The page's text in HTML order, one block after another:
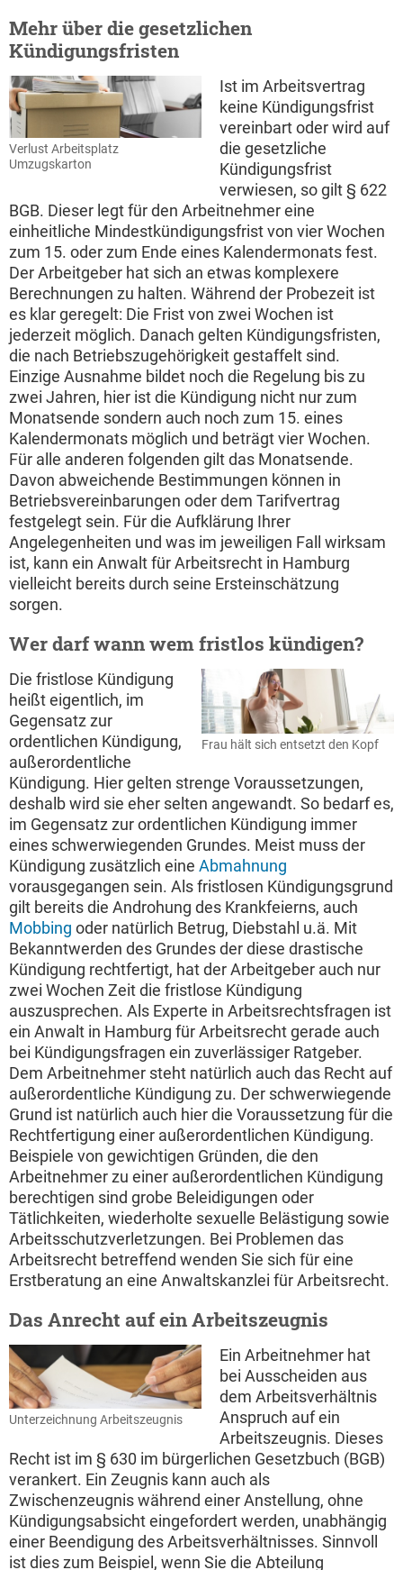
Mehr über die gesetzlichen
Kündigungsfristen
Verlust Arbeitsplatz
Umzugskarton
Ist im Arbeitsvertrag
keine Kündigungsfrist
vereinbart oder wird auf
die gesetzliche
Kündigungsfrist
verwiesen, so gilt § 622
BGB. Dieser legt für den Arbeitnehmer eine
einheitliche Mindestkündigungsfrist von vier Wochen
zum 15. oder zum Ende eines Kalendermonats fest.
Der Arbeitgeber hat sich an etwas komplexere
Berechnungen zu halten. Während der Probezeit ist
es klar geregelt: Die Frist von zwei Wochen ist
jederzeit möglich. Danach gelten Kündigungsfristen,
die nach Betriebszugehörigkeit gestaffelt sind.
Einzige Ausnahme bildet noch die Regelung bis zu
zwei Jahren, hier ist die Kündigung nicht nur zum
Monatsende sondern auch noch zum 15. eines
Kalendermonats möglich und beträgt vier Wochen.
Für alle anderen folgenden gilt das Monatsende.
Davon abweichende Bestimmungen können in
Betriebsvereinbarungen oder dem Tarifvertrag
festgelegt sein. Für die Aufklärung Ihrer
Angelegenheiten und was im jeweiligen Fall wirksam
ist, kann ein Anwalt für Arbeitsrecht in Hamburg
vielleicht bereits durch seine Ersteinschätzung
sorgen.
Wer darf wann wem fristlos kündigen?
Frau hält sich entsetzt den Kopf
Die fristlose Kündigung
heißt eigentlich, im
Gegensatz zur
ordentlichen Kündigung,
außerordentliche
Kündigung. Hier gelten strenge Voraussetzungen,
deshalb wird sie eher selten angewandt. So bedarf es,
im Gegensatz zur ordentlichen Kündigung immer
eines schwerwiegenden Grundes. Meist muss der
Kündigung zusätzlich eine Abmahnung
vorausgegangen sein. Als fristlosen Kündigungsgrund
gilt bereits die Androhung des Krankfeierns, auch
Mobbing oder natürlich Betrug, Diebstahl u.ä. Mit
Bekanntwerden des Grundes der diese drastische
Kündigung rechtfertigt, hat der Arbeitgeber auch nur
zwei Wochen Zeit die fristlose Kündigung
auszusprechen. Als Experte in Arbeitsrechtsfragen ist
ein Anwalt in Hamburg für Arbeitsrecht gerade auch
bei Kündigungsfragen ein zuverlässiger Ratgeber.
Dem Arbeitnehmer steht natürlich auch das Recht auf
außerordentliche Kündigung zu. Der schwerwiegende
Grund ist natürlich auch hier die Voraussetzung für die
Rechtfertigung einer außerordentlichen Kündigung.
Beispiele von gewichtigen Gründen, die den
Arbeitnehmer zu einer außerordentlichen Kündigung
berechtigen sind grobe Beleidigungen oder
Tätlichkeiten, wiederholte sexuelle Belästigung sowie
Arbeitsschutzverletzungen. Bei Problemen das
Arbeitsrecht betreffend wenden Sie sich für eine
Erstberatung an eine Anwaltskanzlei für Arbeitsrecht.
Das Anrecht auf ein Arbeitszeugnis
Unterzeichnung Arbeitszeugnis
Ein Arbeitnehmer hat
bei Ausscheiden aus
dem Arbeitsverhältnis
Anspruch auf ein
Arbeitszeugnis. Dieses
Recht ist im § 630 im bürgerlichen Gesetzbuch (BGB)
verankert. Ein Zeugnis kann auch als
Zwischenzeugnis während einer Anstellung, ohne
Kündigungsabsicht eingefordert werden, unabhängig
einer Beendigung des Arbeitsverhältnisses. Sinnvoll
ist dies zum Beispiel, wenn Sie die Abteilung